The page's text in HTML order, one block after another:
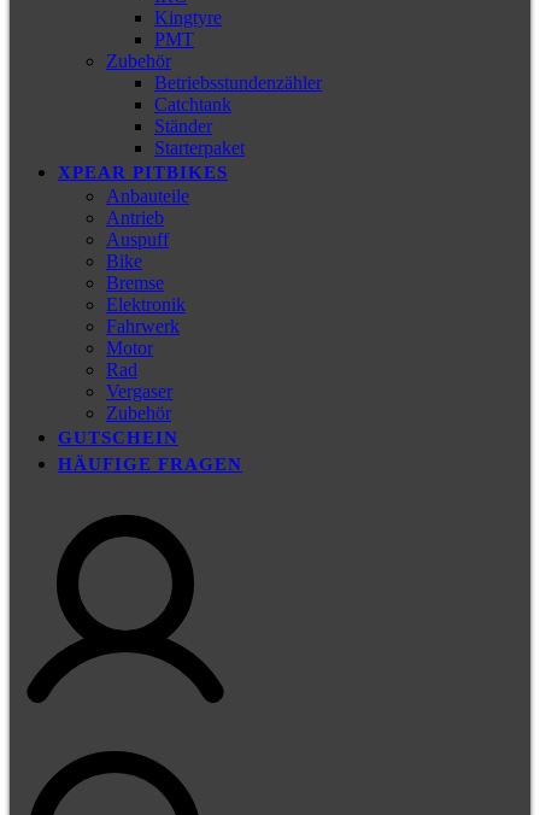
Kingtyre
PMT
Zubehör
Betriebsstundenzähler
Catchtank
Ständer
Starterpaket
XPEAR PITBIKES
Anbauteile
Antrieb
Auspuff
Bike
Bremse
Elektronik
Fahrwerk
Motor
Rad
Vergaser
Zubehör
GUTSCHEIN
HÄUFIGE FRAGEN